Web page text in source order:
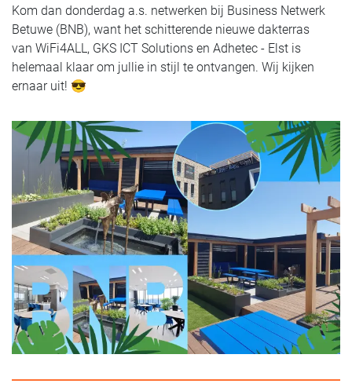
Kom dan donderdag a.s. netwerken bij Business Netwerk
Betuwe (BNB), want het schitterende nieuwe dakterras
van WiFi4ALL, GKS ICT Solutions en Adhetec - Elst is
helemaal klaar om jullie in stijl te ontvangen. Wij kijken
ernaar uit! 😎